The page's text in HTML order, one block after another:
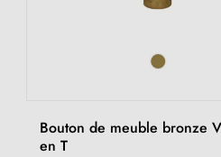
Bouton de meuble bronze
en T